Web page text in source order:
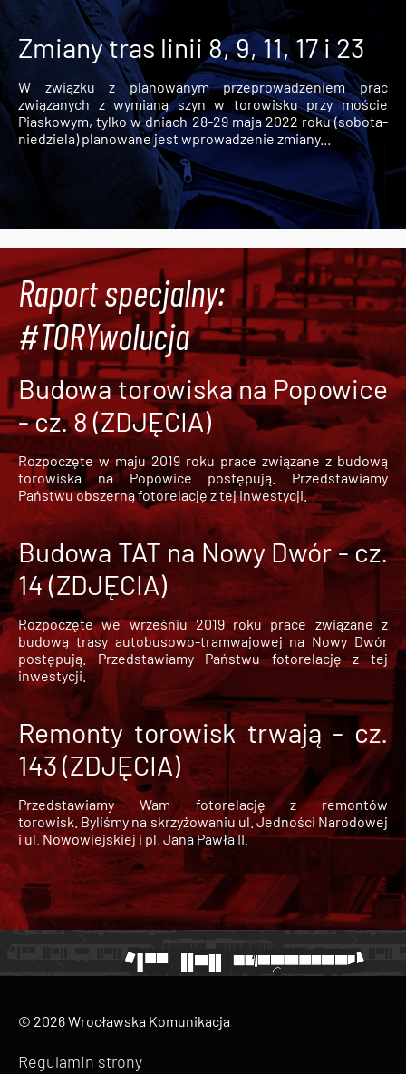
Zmiany tras linii 8, 9, 11, 17 i 23
W związku z planowanym przeprowadzeniem prac
związanych z wymianą szyn w torowisku przy moście
Piaskowym, tylko w dniach 28-29 maja 2022 roku (sobota-
niedziela) planowane jest wprowadzenie zmiany...
Raport specjalny:
#TORYwolucja
Budowa torowiska na Popowice
- cz. 8 (ZDJĘCIA)
Rozpoczęte w maju 2019 roku prace związane z budową
torowiska na Popowice
postępują. Przedstawiamy
Państwu obszerną fotorelację z tej inwestycji.
Budowa TAT na Nowy Dwór - cz.
14 (ZDJĘCIA)
Rozpoczęte we wrześniu 2019 roku prace związane z
budową trasy autobusowo-tramwajowej na Nowy Dwór
postępują. Przedstawiamy Państwu fotorelację z tej
inwestycji.
Remonty torowisk trwają - cz.
143 (ZDJĘCIA)
Przedstawiamy Wam fotorelację z remontów
torowisk. Byliśmy na skrzyżowaniu ul. Jedności Narodowej
i ul. Nowowiejskiej i pl. Jana Pawła II.
© 2026 Wrocławska Komunikacja
Regulamin strony